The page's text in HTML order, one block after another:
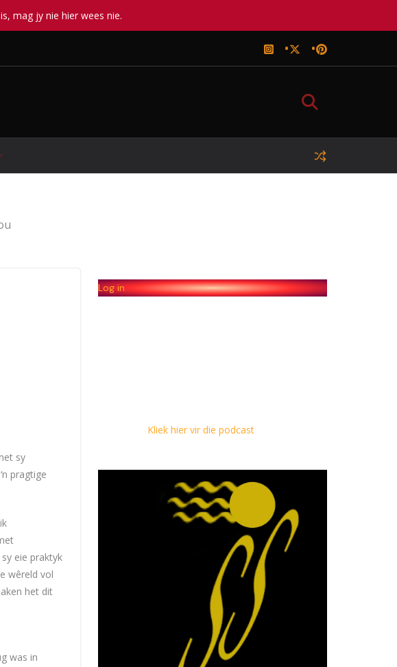
mag jy nie hier wees nie.
sy
pragtige
eie praktyk
wêreld vol
het dit
was in
Log in
Kliek hier vir die podcast